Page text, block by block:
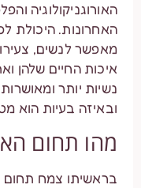
האורוגניקולוגיה
האחרונות. היכולת
מאפשר לנשים,
איכות החיים שלהן
נשיות יותר
ובאיזה בעיות הוא
מהו תחום
בראשיתו צמח תחום